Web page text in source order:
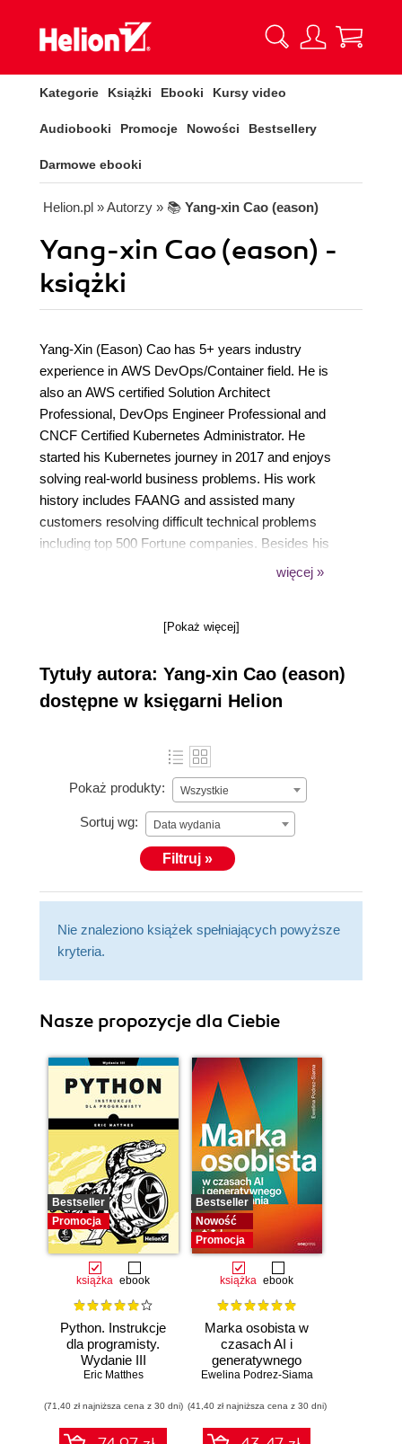
Kategorie Książki Ebooki Kursy video
Audiobooki Promocje Nowości Bestsellery
Darmowe ebooki
Helion.pl » Autorzy » 📚 Yang-xin Cao (eason)
Yang-xin Cao (eason) -
książki
Yang-Xin (Eason) Cao has 5+ years industry
experience in AWS DevOps/Container field. He is
also an AWS certified Solution Architect
Professional, DevOps Engineer Professional and
CNCF Certified Kubernetes Administrator. He
started his Kubernetes journey in 2017 and enjoys
solving real-world business problems. His work
history includes FAANG and assisted many
customers resolving difficult technical problems
including top 500 Fortune companies. Besides his
daily routine, he likes to share interesting issues
many EKS users to get benefit from them. When the
a powerlifter, a marathon runner, or a scuba diver.
więcej »
[Pokaż więcej]
Tytuły autora: Yang-xin Cao (eason)
dostępne w księgarni Helion
Pokaż produkty: Wszystkie
Sortuj wg: Data wydania
Filtruj »
Nie znaleziono książek spełniających powyższe
kryteria.
Nasze propozycje dla Ciebie
Bestseller
Promocja
książka ebook
Python. Instrukcje
dla programisty.
Wydanie III
Eric Matthes
(71,40 zł najniższa cena z 30 dni)
Bestseller
Nowość
Promocja
książka ebook
Marka osobista w
czasach AI i
generatywnego
wyszukiwania
Ewelina Podrez-Siama
(41,40 zł najniższa cena z 30 dni)